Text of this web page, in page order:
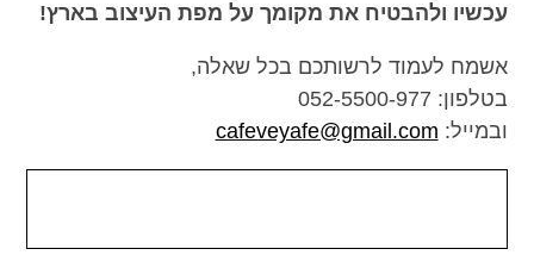
עכשיו ולהבטיח את מקומך על מפת העיצוב בארץ!
אשמח לעמוד לרשותכם בכל שאלה,
בטלפון: 052-5500-977
ובמייל: cafeveyafe@gmail.com